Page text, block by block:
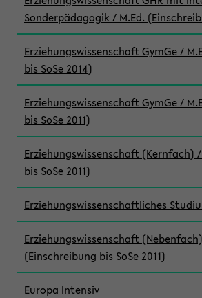
Sonderpädagogik / M.Ed.
Erziehungswissenschaft GymGe /
bis SoSe 2014)
Erziehungswissenschaft GymGe /
bis SoSe 2011)
Erziehungswissenschaft (Kernfach)
bis SoSe 2011)
Erziehungswissenschaftliches
Erziehungswissenschaft
(Einschreibung bis SoSe 2011)
Europa Intensiv